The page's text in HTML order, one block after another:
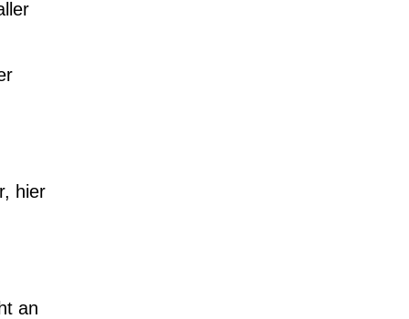
hier
an